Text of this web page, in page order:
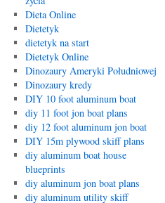
Dieta Online
Dietetyk
dietetyk na start
Dietetyk Online
Dinozaury Ameryki Południowej
Dinozaury kredy
DIY 10 foot aluminum boat
diy 11 foot jon boat plans
diy 12 foot aluminum jon boat
DIY 15m plywood skiff plans
diy aluminum boat house
blueprints
diy aluminum jon boat plans
diy aluminum utility skiff